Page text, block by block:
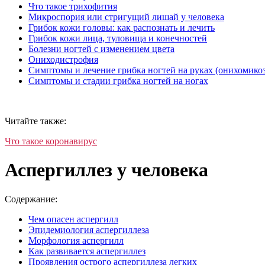
Что такое трихофития
Микроспория или стригущий лишай у человека
Грибок кожи головы: как распознать и лечить
Грибок кожи лица, туловища и конечностей
Болезни ногтей с изменением цвета
Ониходистрофия
Симптомы и лечение грибка ногтей на руках
Симптомы и стадии грибка ногтей на ногах
Читайте также:
Что такое коронавирус
Аспергиллез у человека
Содержание:
Чем опасен аспергилл
Эпидемиология аспергиллеза
Морфология аспергилл
Как развивается аспергиллез
Проявления острого аспергиллеза легких